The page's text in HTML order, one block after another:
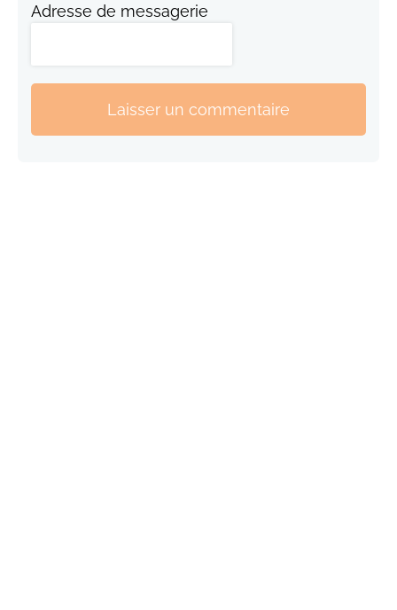
Adresse de messagerie
Laisser un commentaire